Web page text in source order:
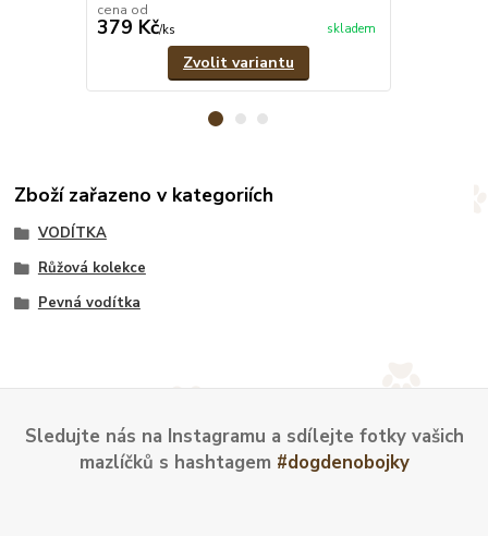
cena od
379 Kč/ks skladem
Zvolit variantu
Zboží zařazeno v kategoriích
VODÍTKA
Růžová kolekce
Pevná vodítka
Sledujte nás na Instagramu a sdílejte fotky vašich
mazlíčků s hashtagem #dogdenobojky